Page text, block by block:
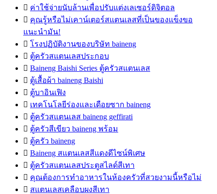
 ค่าใช้จ่ายนับล้านเพื่อปรับแต่งเลเซอร์ดิจิตอล
 คุณรู้หรือไม่เคาน์เตอร์สแตนเลสที่เป็นของแข็งขอ
แนะนำมัน!
 โรงปฏิบัติงานของบริษัท baineng
 ตู้ครัวสแตนเลสประกอบ
 Baineng Baishi Series ตู้ครัวสแตนเลส
 ตู้เสื้อผ้า baineng Baishi
 ตู้บาอินเฟิง
 เทคโนโลยีร่องและเดือยซาก baineng
 ตู้ครัวสแตนเลส baineng geffirati
 ตู้ครัวสีเขียว baineng พร้อม
 ตู้ครัว baineng
 Baineng สแตนเลสสีแดงดีไซน์พิเศษ
 ตู้ครัวสแตนเลสประตูสไลด์สีเทา
 คุณต้องการทำอาหารในห้องครัวที่สวยงามนี้หรือไม่
 สแตนเลสเคลือบผงสีเทา